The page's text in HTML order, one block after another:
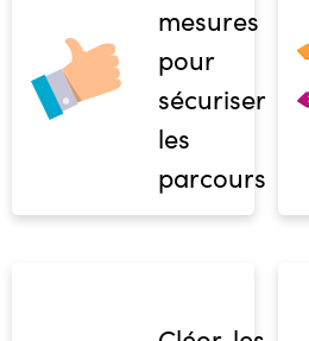
mesures
pour
sécuriser
les
parcours